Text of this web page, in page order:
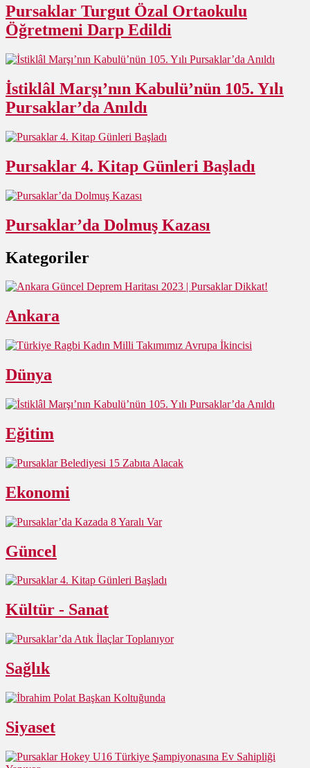
Pursaklar Turgut Özal Ortaokulu
Öğretmeni Darp Edildi
İstiklâl Marşı’nın Kabulü’nün 105. Yılı
Pursaklar’da Anıldı
Pursaklar 4. Kitap Günleri Başladı
Pursaklar’da Dolmuş Kazası
Kategoriler
Ankara
Dünya
Eğitim
Ekonomi
Güncel
Kültür - Sanat
Sağlık
Siyaset